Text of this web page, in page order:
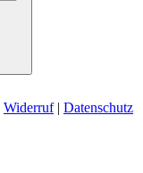
Widerruf| Datenschutz